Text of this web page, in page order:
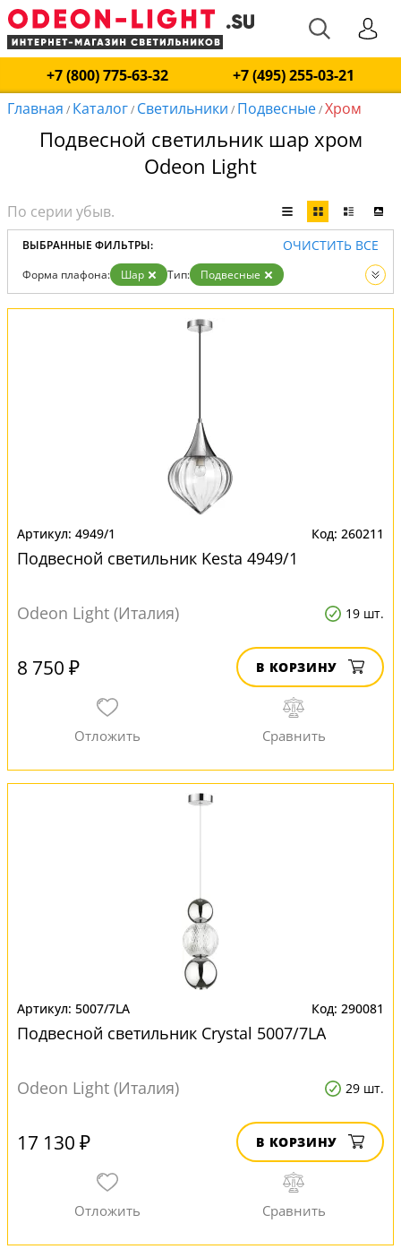
+7 (800) 775-63-32
+7 (495) 255-03-21
Главная / Каталог/ Светильники / Подвесные/Хром
Подвесной светильник шар хром
Odeon Light
ВЫБРАННЫЕ ФИЛЬТРЫ: ОЧИСТИТЬ ВСЕ
Форма плафона: Шар Тип:
Подвесные
Цвет:
Хром Вид: Светильники
4949/1 260211
Подвесной светильник Kesta 4949/1
Odeon Light (Италия) 19 шт.
8 750 ₽ В КОРЗИНУ
5007/7LA 290081
Подвесной светильник Crystal 5007/7LA
Odeon Light (Италия) 29 шт.
17 130 ₽ В КОРЗИНУ